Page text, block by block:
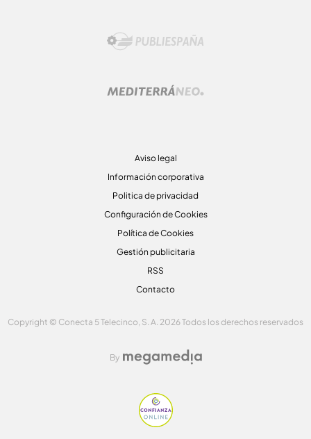
Aviso legal
Información corporativa
Politica de privacidad
Configuración de Cookies
Política de Cookies
Gestión publicitaria
RSS
Contacto
Copyright © Conecta 5 Telecinco, S. A. 2026 Todos los derechos reservados
By